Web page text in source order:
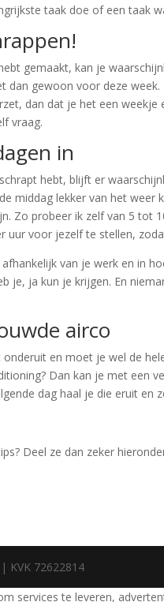
taak doe of een taak
gemaakt, kan je
dan gewoon voor deze
dan dat je het een
vraag.
in
hebt, blijft er
middag lekker van het weer
Zo probeer ik zelf van 5 tot
uur voor jezelf te stellen,
van je werk en in
je, ja kun je krijgen. En
airco
en moet je wel de
Dan kan je met een
dag haal je die eruit
Deel ze dan zeker
KVK 72622814
services te leveren,